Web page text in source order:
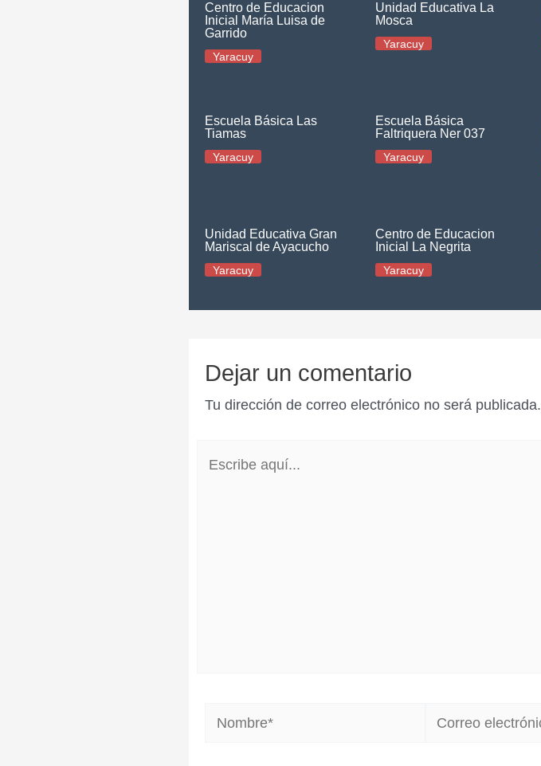
Centro de Educacion
Inicial María Luisa de
Garrido
Yaracuy
Unidad Educativa La
Mosca
Yaracuy
Escuela Básica Las
Tiamas
Yaracuy
Escuela Básica
Faltriquera Ner 037
Yaracuy
Unidad Educativa Gran
Mariscal de Ayacucho
Yaracuy
Centro de Educacion
Inicial La Negrita
Yaracuy
Dejar un comentario
Tu dirección de correo electrónico no será publicada.
Nombre*
Correo